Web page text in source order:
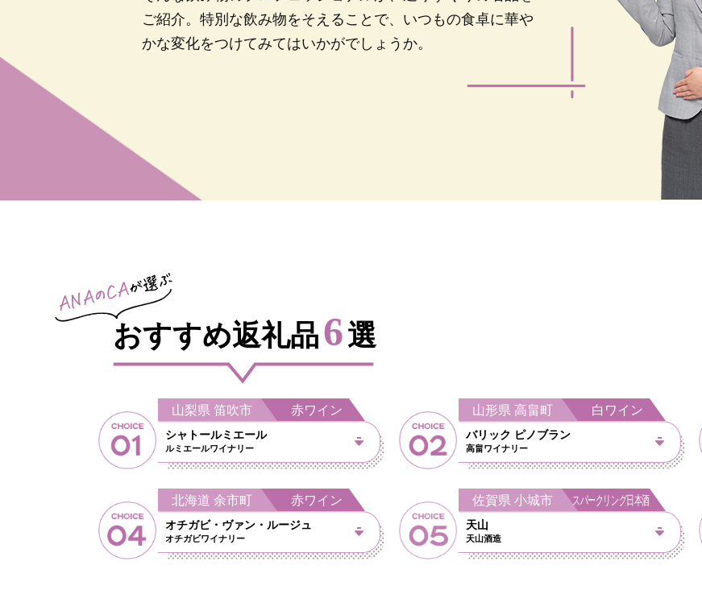
ご紹介。特別な飲み物をそえることで、いつもの食卓に華や
かな変化をつけてみてはいかがでしょうか。
おすすめ返礼品6選
山梨県 笛吹市 赤ワイン
シャトールミエール
ルミエールワイナリー
山形県 高畠町 白ワイン
バリック ピノブラン
高畠ワイナリー
北海道 余市町 赤ワイン
オチガビ・ヴァン・ルージュ
オチガビワイナリー
佐賀県 小城市 スパークリング日本酒
天山
天山酒造